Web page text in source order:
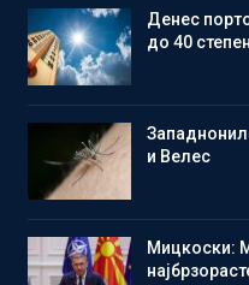
Денес
до 40
и Велес
Мицкоски: